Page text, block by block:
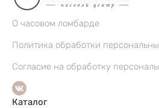
О часовом ломбарде
Политика обработки
Согласие на обработку
Каталог